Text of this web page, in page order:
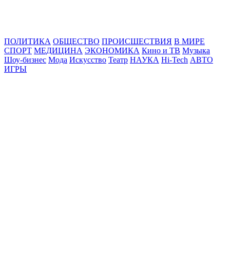
ПОЛИТИКА ОБЩЕСТВО ПРОИСШЕСТВИЯ В МИРЕ
СПОРТ МЕДИЦИНА ЭКОНОМИКА Кино и ТВ Музыка
Шоу-бизнес Мода Искусство Театр НАУКА Hi-Tech АВТО
ИГРЫ